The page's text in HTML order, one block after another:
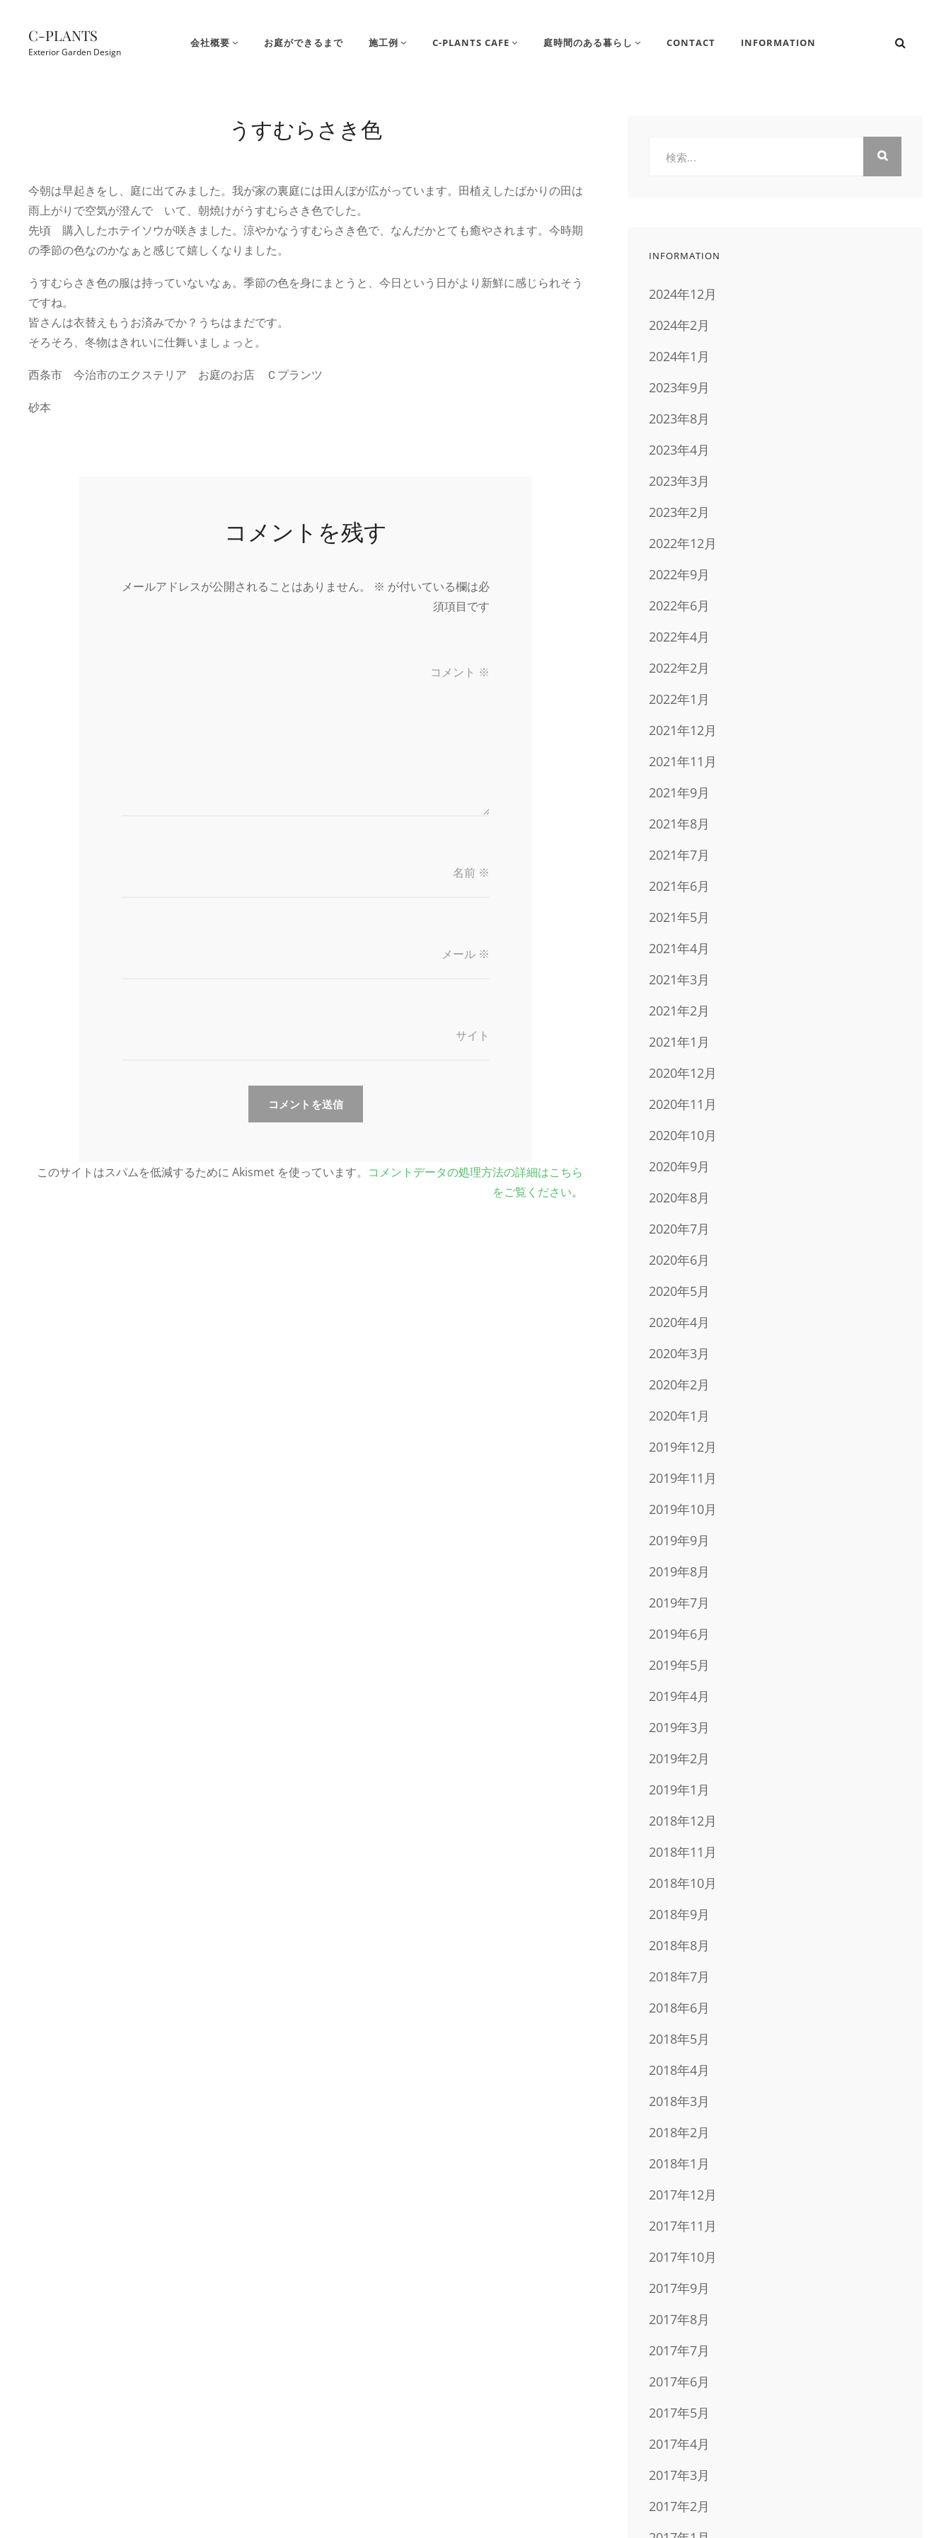
C-PLANTS
Exterior Garden Design
会社概要 お庭ができるまで 施工例 C-PLANTS CAFE 庭時間のある暮らし CONTACT INFORMATION
うすむらさき色
今朝は早起きをし、庭に出てみました。我が家の裏庭には田んぼが広がっています。田植えしたばかりの田は
雨上がりで空気が澄んで いて、朝焼けがうすむらさき色でした。
先頃 購入したホテイソウが咲きました。涼やかなうすむらさき色で、なんだかとても癒やされます。今時期
の季節の色なのかなぁと感じて嬉しくなりました。
うすむらさき色の服は持っていないなぁ。季節の色を身にまとうと、今日という日がより新鮮に感じられそう
ですね。
皆さんは衣替えもうお済みでか？うちはまだです。
そろそろ、冬物はきれいに仕舞いましょっと。
西条市 今治市のエクステリア お庭のお店 Ｃプランツ
砂本
コメントを残す
メールアドレスが公開されることはありません。 ※ が付いている欄は必
須項目です
コメント ※
名前 ※
メール ※
サイト
このサイトはスパムを低減するために Akismet を使っています。 コメントデータの処理方法の詳細はこちら
をご覧ください。
INFORMATION
2024年12月
2024年2月
2024年1月
2023年9月
2023年8月
2023年4月
2023年3月
2023年2月
2022年12月
2022年9月
2022年6月
2022年4月
2022年2月
2022年1月
2021年12月
2021年11月
2021年9月
2021年8月
2021年7月
2021年6月
2021年5月
2021年4月
2021年3月
2021年2月
2021年1月
2020年12月
2020年11月
2020年10月
2020年9月
2020年8月
2020年7月
2020年6月
2020年5月
2020年4月
2020年3月
2020年2月
2020年1月
2019年12月
2019年11月
2019年10月
2019年9月
2019年8月
2019年7月
2019年6月
2019年5月
2019年4月
2019年3月
2019年2月
2019年1月
2018年12月
2018年11月
2018年10月
2018年9月
2018年8月
2018年7月
2018年6月
2018年5月
2018年4月
2018年3月
2018年2月
2018年1月
2017年12月
2017年11月
2017年10月
2017年9月
2017年8月
2017年7月
2017年6月
2017年5月
2017年4月
2017年3月
2017年2月